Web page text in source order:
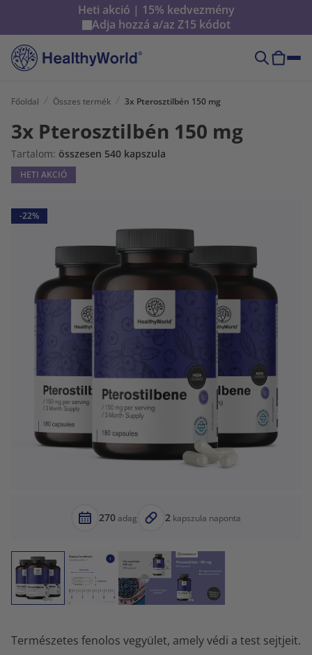
Heti akció | 15% kedvezmény
Adja hozzá a/az Z15 kódot
Főoldal Összes termék 3x Pterosztilbén 150 mg
3x Pterosztilbén 150 mg
Tartalom: összesen 540 kapszula
HETI AKCIÓ
-22%
270adag 2 kapszula naponta
Természetes fenolos vegyület, amely védi a test sejtjeit.